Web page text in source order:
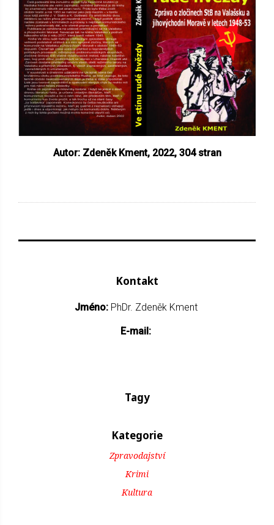
Autor: Zdeněk Kment, 2022, 304 stran
Kontakt
Jméno: PhDr. Zdeněk Kment
E-mail:
Tagy
Kategorie
Zpravodajství
Krimi
Kultura